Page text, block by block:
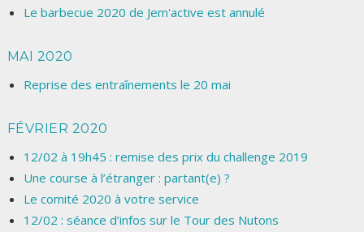
Le barbecue 2020 de Jem'active est annulé
MAI 2020
Reprise des entraînements le 20 mai
FÉVRIER 2020
12/02 à 19h45 : remise des prix du challenge 2019
Une course à l’étranger : partant(e) ?
Le comité 2020 à votre service
12/02 : séance d’infos sur le Tour des Nutons